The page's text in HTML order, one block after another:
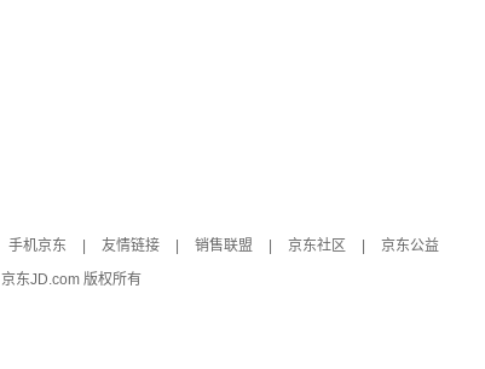
手机京东 友情链接 销售联盟 京东社区
京东公益
京东JD.com 版权所有